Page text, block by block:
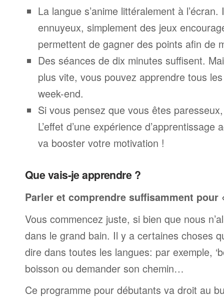
La langue s’anime littéralement à l’écran.
ennuyeux, simplement des jeux
permettent de gagner des points afin de
Des séances de dix minutes suffisent.
plus vite, vous pouvez apprendre tous
week-end.
Si vous pensez que vous êtes
L’effet d’une expérience
va booster votre motivation !
Que vais-je apprendre ?
Parler et comprendre suffisamment pour
Vous commencez juste, si bien que nous
dans le grand bain. Il y a certaines choses
dire dans toutes les langues: par exemple,
boisson ou demander son chemin…
Ce programme pour débutants va droit au